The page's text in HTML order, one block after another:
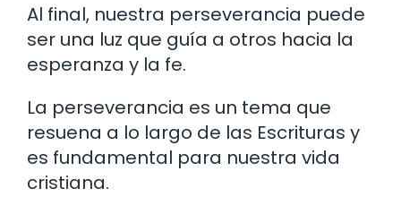
Al final, nuestra perseverancia puede
ser una luz que guía a otros hacia la
esperanza y la fe.
La perseverancia es un tema que
resuena a lo largo de las Escrituras y
es fundamental para nuestra vida
cristiana.